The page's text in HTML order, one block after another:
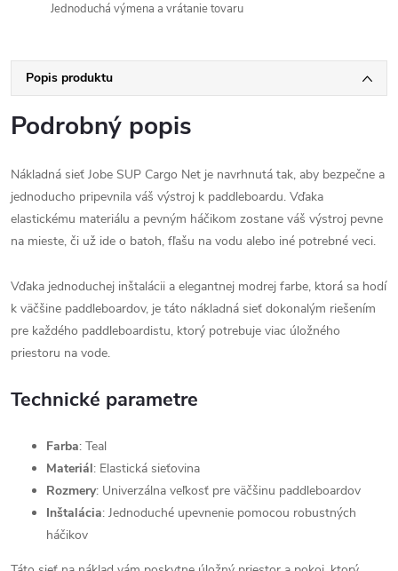
Jednoduchá výmena a vrátanie tovaru
Popis produktu
Podrobný popis
Nákladná sieť Jobe SUP Cargo Net je navrhnutá tak, aby bezpečne a
jednoducho pripevnila váš výstroj k paddleboardu. Vďaka
elastickému materiálu a pevným háčikom zostane váš výstroj pevne
na mieste, či už ide o batoh, fľašu na vodu alebo iné potrebné veci.
Vďaka jednoduchej inštalácii a elegantnej modrej farbe, ktorá sa hodí
k väčšine paddleboardov, je táto nákladná sieť dokonalým riešením
pre každého paddleboardistu, ktorý potrebuje viac úložného
priestoru na vode.
Technické parametre
Farba: Teal
Materiál: Elastická sieťovina
Rozmery: Univerzálna veľkosť pre väčšinu paddleboardov
Inštalácia: Jednoduché upevnenie pomocou robustných
háčikov